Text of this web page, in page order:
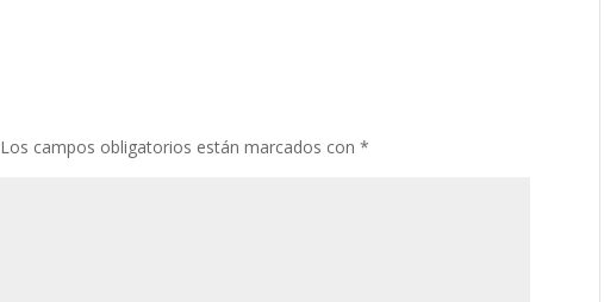
Los campos obligatorios están marcados con*